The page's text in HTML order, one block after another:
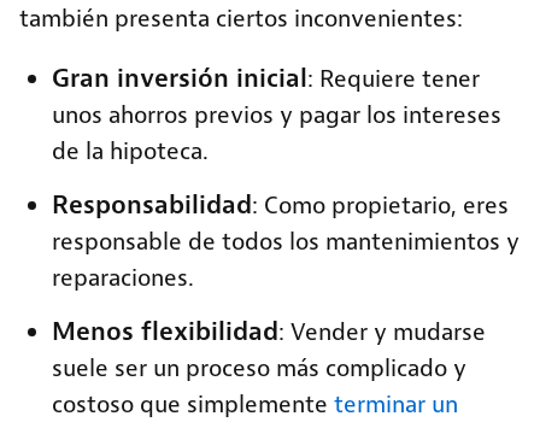
también presenta ciertos inconvenientes:
Gran inversión inicial: Requiere tener
unos ahorros previos y pagar los intereses
de la hipoteca.
Responsabilidad: Como propietario, eres
responsable de todos los mantenimientos y
reparaciones.
Menos flexibilidad: Vender y mudarse
suele ser un proceso más complicado y
costoso que simplemente terminar un